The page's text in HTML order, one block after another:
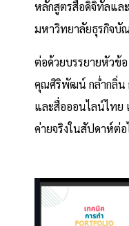
หลักสูตรสื่อดิจิทัลแล
มหาวิทยาลัยธุรกิจบั
ต่อด้วยบรรยายหัวข้
คุณศิริพัฒน์ กล่ำกลิ่น
และสื่อออนไลน์ไทย
ค่ายจริงในสัปดาห์ต่อ